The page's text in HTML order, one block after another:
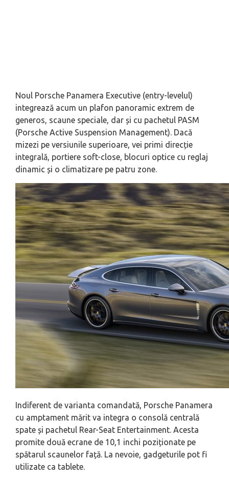
Noul Porsche Panamera Executive (entry-levelul)
integrează acum un plafon panoramic extrem de
generos, scaune speciale, dar și cu pachetul PASM
(Porsche Active Suspension Management). Dacă
mizezi pe versiunile superioare, vei primi direcție
integrală, portiere soft-close, blocuri optice cu reglaj
dinamic și o climatizare pe patru zone.
Indiferent de varianta comandată, Porsche Panamera
cu amptament mărit va integra o consolă centrală
spate și pachetul Rear-Seat Entertainment. Acesta
promite două ecrane de 10,1 inchi poziționate pe
spătarul scaunelor față. La nevoie, gadgeturile pot fi
utilizate ca tablete.